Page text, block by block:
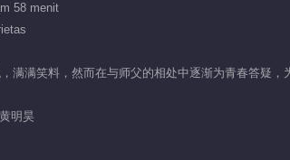
00:36
58 menit
满满笑料，然而在与师父的相处中逐渐为青春答疑，
明昊